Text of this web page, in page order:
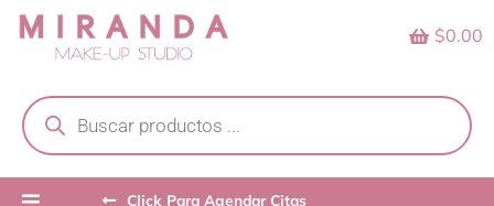
Skip
search
$0.00
Click Para Agendar Citas